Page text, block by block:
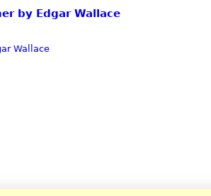
by Edgar Wallace
Wallace